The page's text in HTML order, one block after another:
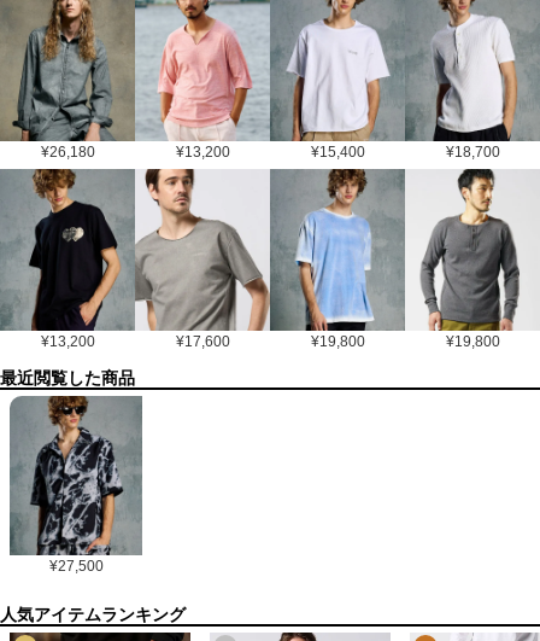
¥26,180 ¥13,200 ¥15,400 ¥18,700
¥13,200 ¥17,600 ¥19,800 ¥19,800
最近閲覧した商品
¥27,500